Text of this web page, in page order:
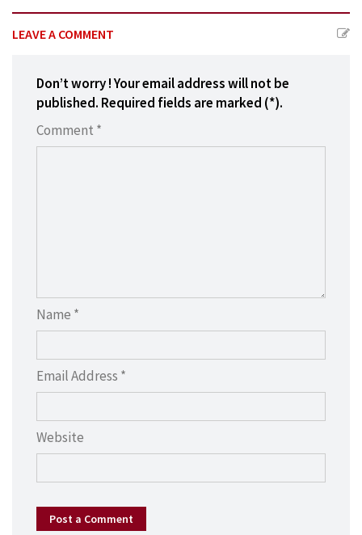
LEAVE A COMMENT
Don’t worry ! Your email address will not be
published. Required fields are marked (*).
Comment *
Name *
Email Address *
Website
Post a Comment